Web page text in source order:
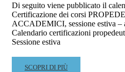
Di seguito viene pubblicato il
Certificazione dei corsi
ACCADEMICI, sessione estiva –
Calendario certificazioni
Sessione estiva
READ
SCOPRI DI PIÙ